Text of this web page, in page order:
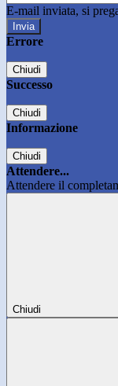
E-mail inviata, si
Errore
Chiudi
Successo
Chiudi
Informazione
Chiudi
Attendere...
Attendere il
Chiudi